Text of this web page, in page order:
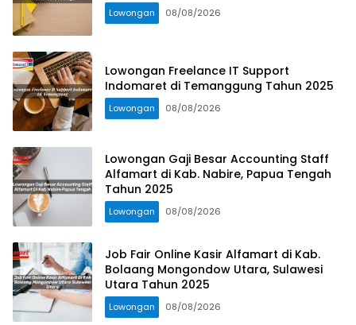
Lowongan 08/08/2026
Lowongan Freelance IT Support
Indomaret di Temanggung Tahun 2025
Lowongan 08/08/2026
Lowongan Gaji Besar Accounting Staff
Alfamart di Kab. Nabire, Papua Tengah
Tahun 2025
Lowongan 08/08/2026
Job Fair Online Kasir Alfamart di Kab.
Bolaang Mongondow Utara, Sulawesi
Utara Tahun 2025
Lowongan 08/08/2026